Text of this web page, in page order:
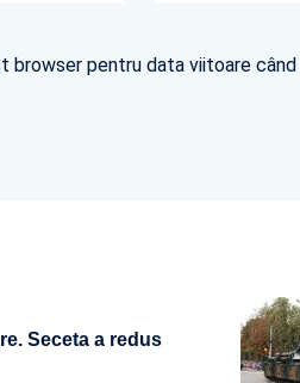
browser pentru data viitoare
Seceta a redus